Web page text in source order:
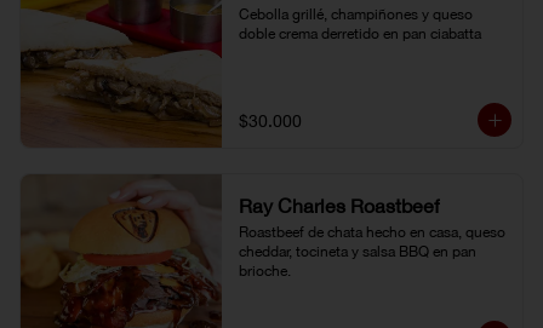
Cebolla grillé, champiñones y queso
doble crema derretido en pan ciabatta
$30.000
Ray Charles Roastbeef
Roastbeef de chata hecho en casa, queso
cheddar, tocineta y salsa BBQ en pan
brioche.